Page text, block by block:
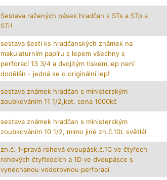
Sestava ražených pásek hradčan s STs a STp a
STr!
sestava šesti ks hradčanských známek na
makulaturním papíru s lepem všechny s
perforací 13 3/4 a dvojitým tiskem,lep není
dodělán - jedná se o originální lep!
sestava známek hradčan s ministerským
zoubkováním 11 1/2,kat. cena 1000kč
sestava známek hradčan s ministerským
zoubkováním 10 1/2, mimo jiné zn.č.10L světlá!
zn.č. 1-pravá rohová dvoupásk,č.1C ve čtyřech
rohových čtyřblocích a 1D ve dvoupásce s
vynechanou vodorovnou perforací